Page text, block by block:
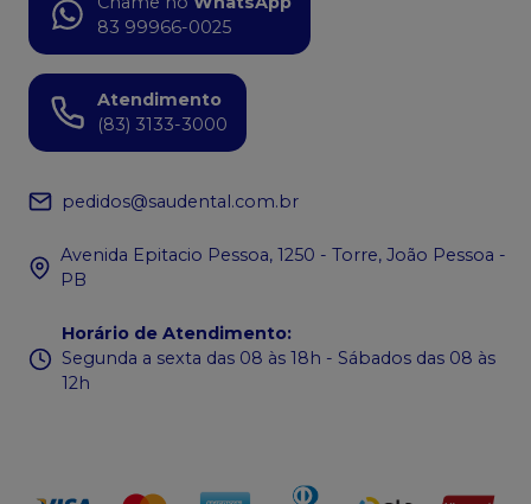
83 99966-0025
Atendimento
(83) 3133-3000
pedidos@saudental.com.br
Avenida Epitacio Pessoa, 1250 - Torre, João Pessoa -
PB
Horário de Atendimento:
Segunda a sexta das 08 às 18h - Sábados das 08 às
12h